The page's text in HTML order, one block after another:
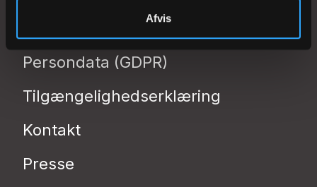
Afvis
Folkekirkens IntraNet
Persondata (GDPR)
Tilgængelighedserklæring
Kontakt
Presse